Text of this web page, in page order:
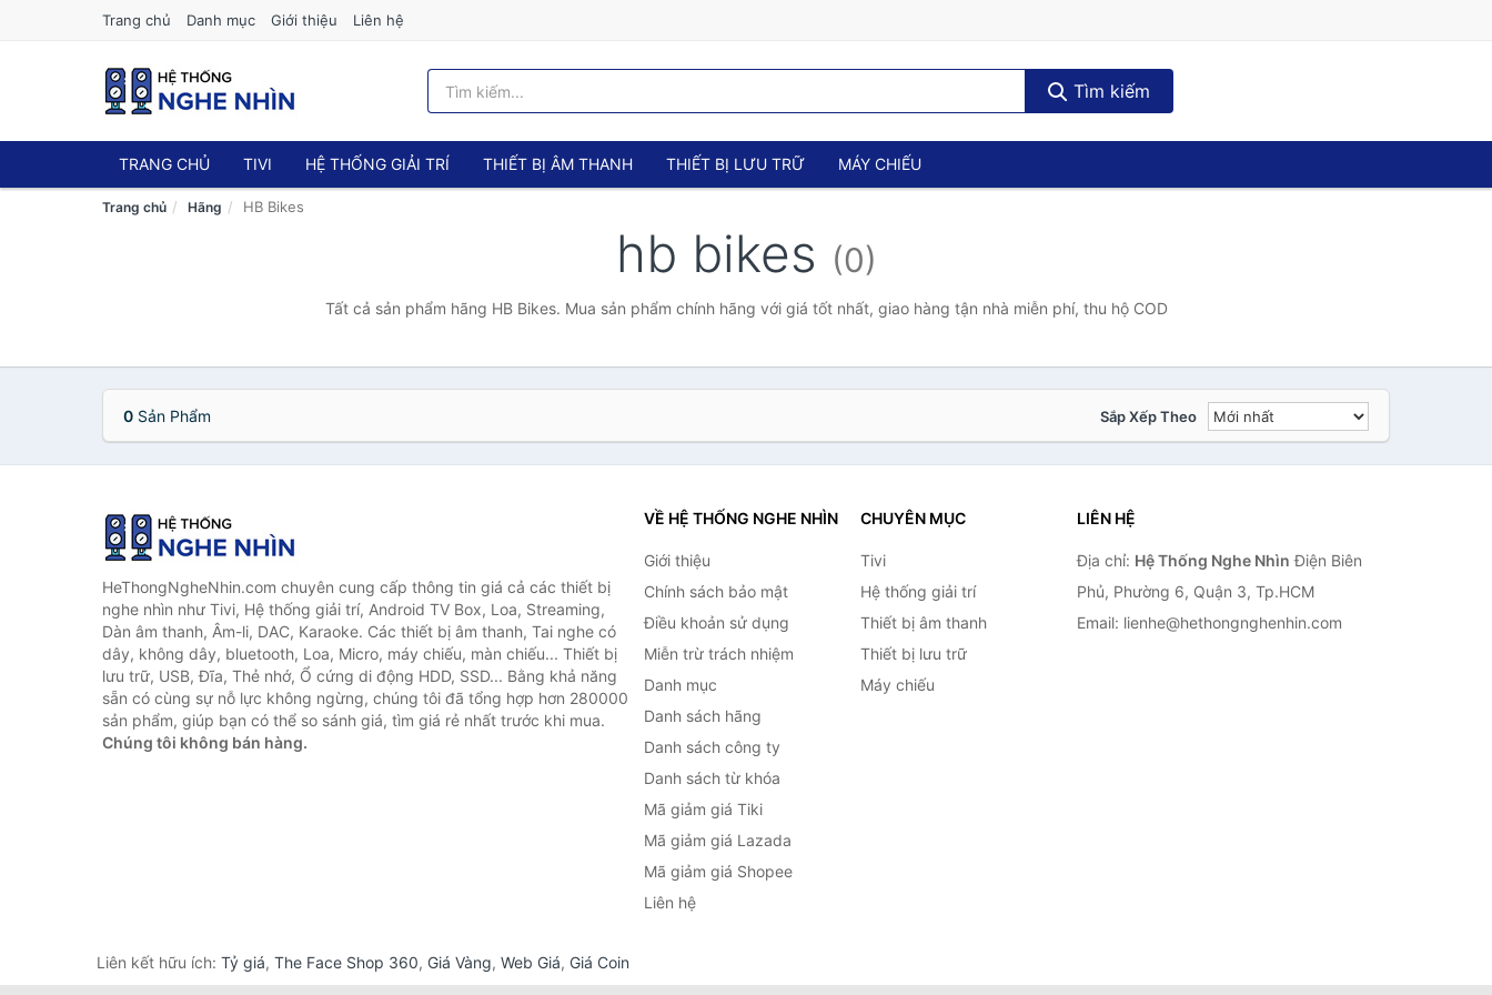
Trang chủ Danh mục Giới thiệu Liên hệ
Tìm kiếm
TRANG CHỦ TIVI HỆ THỐNG GIẢI TRÍ THIẾT BỊ ÂM THANH THIẾT BỊ LƯU TRỮ MÁY CHIẾU
Trang chủ Hãng HB Bikes
hb bikes (0)
Tất cả sản phẩm hãng HB Bikes. Mua sản phẩm chính hãng với giá tốt nhất, giao hàng tận nhà miễn phí, thu hộ COD
0 Sản Phẩm Sắp Xếp Theo
HeThongNgheNhin.com chuyên cung cấp thông tin giá cả các thiết bị
nghe nhìn như Tivi, Hệ thống giải trí, Android TV Box, Loa, Streaming,
Dàn âm thanh, Âm-li, DAC, Karaoke. Các thiết bị âm thanh, Tai nghe có
dây, không dây, bluetooth, Loa, Micro, máy chiếu, màn chiếu... Thiết bị
lưu trữ, USB, Đĩa, Thẻ nhớ, Ổ cứng di động HDD, SSD... Bằng khả năng
sẵn có cùng sự nỗ lực không ngừng, chúng tôi đã tổng hợp hơn 280000
sản phẩm, giúp bạn có thể so sánh giá, tìm giá rẻ nhất trước khi mua.
Chúng tôi không bán hàng.
VỀ HỆ THỐNG NGHE NHÌN
Giới thiệu
Chính sách bảo mật
Điều khoản sử dụng
Miễn trừ trách nhiệm
Danh mục
Danh sách hãng
Danh sách công ty
Danh sách từ khóa
Mã giảm giá Tiki
Mã giảm giá Lazada
Mã giảm giá Shopee
Liên hệ
CHUYÊN MỤC
Tivi
Hệ thống giải trí
Thiết bị âm thanh
Thiết bị lưu trữ
Máy chiếu
LIÊN HỆ
Địa chỉ: Hệ Thống Nghe Nhìn Điện Biên
Phủ, Phường 6, Quận 3, Tp.HCM
Email: lienhe@hethongnghenhin.com
Liên kết hữu ích: Tỷ giá, The Face Shop 360, Giá Vàng, Web Giá, Giá Coin